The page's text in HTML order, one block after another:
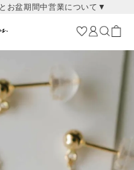
お盆期間中営業について▼